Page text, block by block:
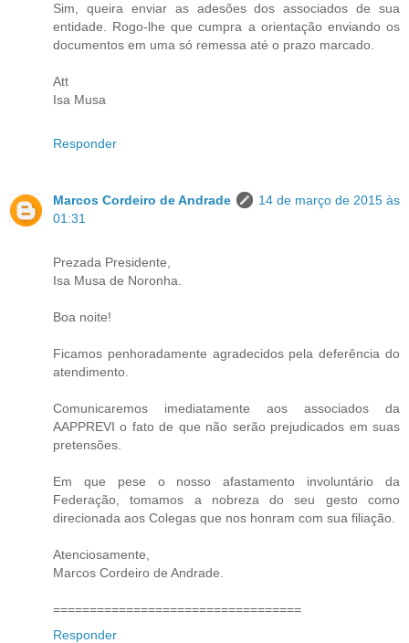
Sim, queira enviar as adesões dos associados de sua
entidade. Rogo-lhe que cumpra a orientação enviando os
documentos em uma só remessa até o prazo marcado.
Att
Isa Musa
Responder
Marcos Cordeiro de Andrade
14 de março de 2015 às
01:31
Prezada Presidente,
Isa Musa de Noronha.
Boa noite!
Ficamos penhoradamente agradecidos pela deferência do
atendimento.
Comunicaremos imediatamente aos associados da
AAPPREVI o fato de que não serão prejudicados em suas
pretensões.
Em que pese o nosso afastamento involuntário da
Federação, tomamos a nobreza do seu gesto como
direcionada aos Colegas que nos honram com sua filiação.
Atenciosamente,
Marcos Cordeiro de Andrade.
==================================
Responder